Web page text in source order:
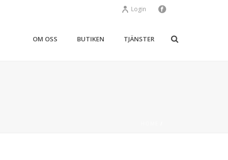
Login
OM OSS BUTIKEN TJÄNSTER